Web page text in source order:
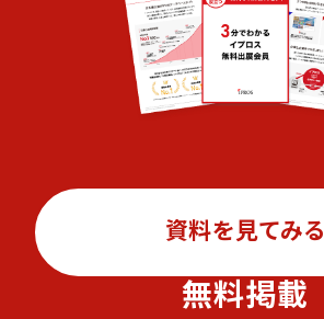
資料を見てみる
無料掲載